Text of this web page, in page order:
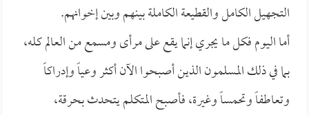
التجهيل الكامل والقطيعة الكاملة بينهم وبين إخوانهم.
أما اليوم فكل ما يجري إنما يقع على مرأى ومسمع من العالم كله،
بما في ذلك المسلمون الذين أصبحوا الآن أكثر وعياً وإدراكاً
وتعاطفاً وتحمساً وغيرة، فأصبح المتكلم يتحدث بحرقة،